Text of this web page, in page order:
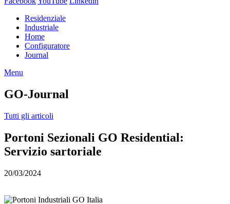
Residenziale
Industriale
Home
Configuratore
Journal
Menu
GO-Journal
Tutti gli articoli
Portoni Sezionali GO Residential:
Servizio sartoriale
20/03/2024